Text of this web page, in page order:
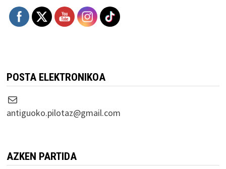
POSTA ELEKTRONIKOA
Correo electrónico
antiguoko.pilotaz@gmail.com
AZKEN PARTIDA